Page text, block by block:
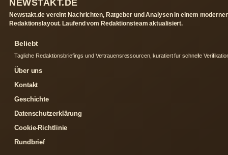
NEWSTAKT.DE
Newstakt.de vereint Nachrichten, Ratgeber und Analysen in einem
Redaktionslayout. Laufend vom Redaktionsteam aktualisiert.
Beliebt
Tagliche Redaktionsbriefings und Vertrauensressourcen, kuratiert fur schnelle
Über uns
Kontakt
Geschichte
Datenschutzerklärung
Cookie-Richtlinie
Rundbrief